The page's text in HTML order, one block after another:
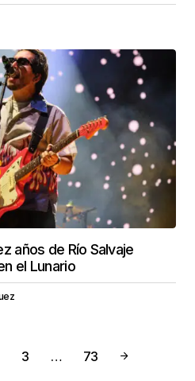
años de Río Salvaje
el Lunario
3 … 73